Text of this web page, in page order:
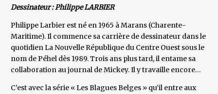
Dessinateur : Philippe LARBIER
Philippe Larbier est né en 1965 à Marans (Charente-
Maritime). Il commence sa carrière de dessinateur dans le
quotidien La Nouvelle République du Centre Ouest sous le
nom de Péhel dès 1989. Trois ans plus tard, il entame sa
collaboration au journal de Mickey. Il y travaille encore…
C’est avec la série « Les Blagues Belges » qu’il entre aux